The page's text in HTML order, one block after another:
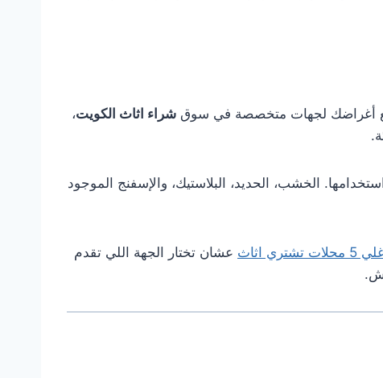
أغراضك لجهات متخصصة في سوق شراء اثاث الكويت،
الخشب، الحديد، البلاستيك، والإسفنج الموجود
5 محلات تشتري اثاث
عشان تختار الجهة اللي تقدم